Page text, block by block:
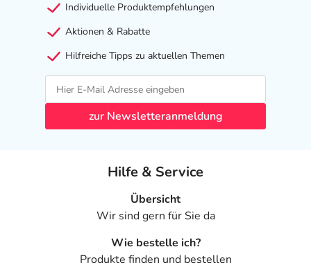
Individuelle Produktempfehlungen
Aktionen & Rabatte
Hilfreiche Tipps zu aktuellen Themen
zur Newsletteranmeldung
Hilfe & Service
Übersicht
Wir sind gern für Sie da
Wie bestelle ich?
Produkte finden und bestellen